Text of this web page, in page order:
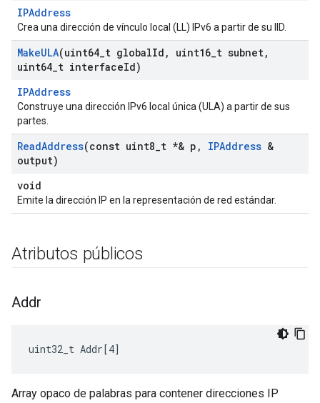
IPAddress
Crea una dirección de vínculo local (LL) IPv6 a partir de su IID.
MakeULA(uint64 t globalId , uint16 t subnet,
uint64 t interfaceId)
IPAddress
Construye una dirección IPv6 local única (ULA) a partir de sus
partes.
ReadAddress(const uint8 t *& p , IPAddress &
output)
void
Emite la dirección IP en la representación de red estándar.
Atributos públicos
Addr
uint32_t Addr[4]
Array opaco de palabras para contener direcciones IP